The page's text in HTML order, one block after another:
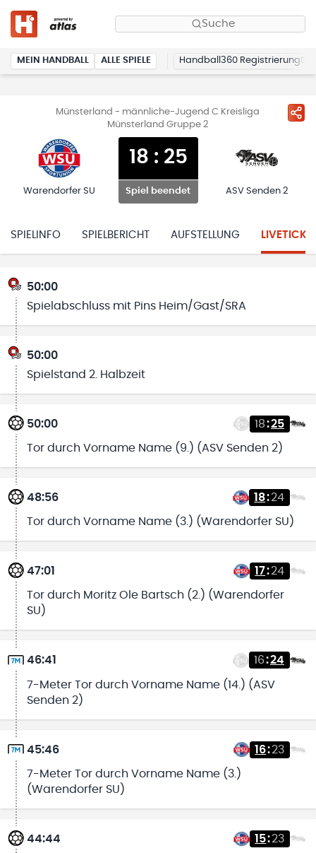
Suche
MEIN HANDBALL ALLE SPIELE Handball360 Registrierung
Münsterland - männliche-Jugend C Kreisliga
Münsterland Gruppe 2
Warendorfer SU
18 : 25
Spiel beendet ASV Senden 2
SPIELINFO SPIELBERICHT AUFSTELLUNG
50:00
Spielabschluss mit Pins Heim/Gast/SRA
50:00
Spielstand 2. Halbzeit
50:00 18:25
Tor durch Vorname Name (9.) (ASV Senden 2)
48:56 18:24
Tor durch Vorname Name (3.) (Warendorfer SU)
47:01 17:24
Tor durch Moritz Ole Bartsch (2.) (Warendorfer
SU)
46:41 16:24
7-Meter Tor durch Vorname Name (14.) (ASV
Senden 2)
45:46 16:23
7-Meter Tor durch Vorname Name (3.)
(Warendorfer SU)
44:44 15:23